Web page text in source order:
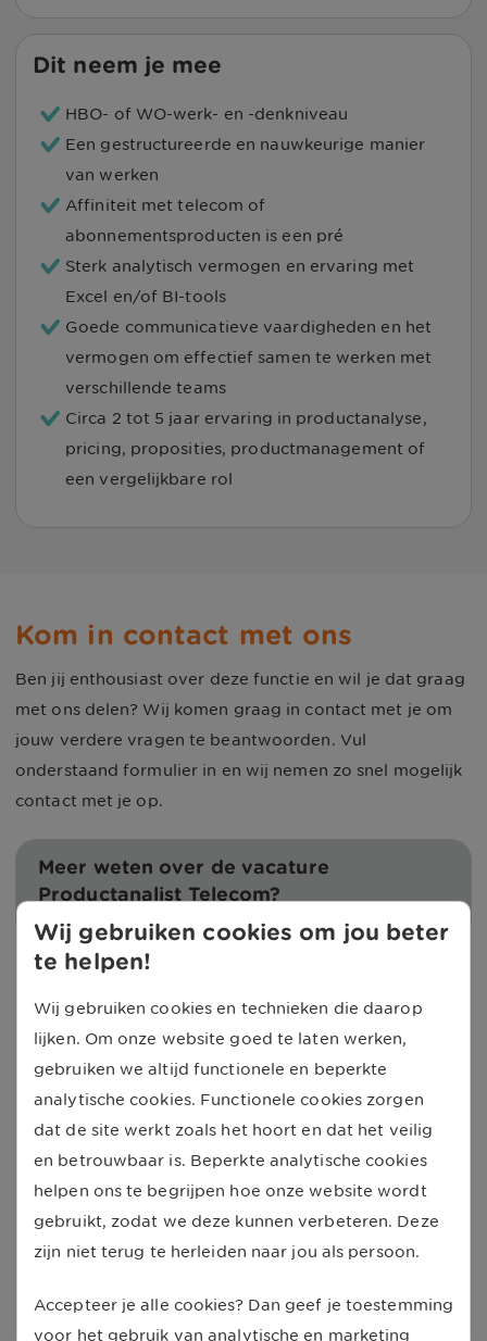
Dit neem je mee
HBO- of WO-werk- en -denkniveau
Een gestructureerde en nauwkeurige manier
van werken
Affiniteit met telecom of
abonnementsproducten is een pré
Sterk analytisch vermogen en ervaring met
Excel en/of BI-tools
Goede communicatieve vaardigheden en het
vermogen om effectief samen te werken met
verschillende teams
Circa 2 tot 5 jaar ervaring in productanalyse,
pricing, proposities, productmanagement of
een vergelijkbare rol
Kom in contact met ons
Ben jij enthousiast over deze functie en wil je dat graag
met ons delen? Wij komen graag in contact met je om
jouw verdere vragen te beantwoorden. Vul
onderstaand formulier in en wij nemen zo snel mogelijk
contact met je op.
Meer weten over de vacature
Productanalist Telecom?
Naam
Telefoonnummer (optioneel)
E-mailadres
Selecteer bestand
Laat gegevens achter
Wij gebruiken cookies om jou beter
te helpen!
Wij gebruiken cookies en technieken die daarop
lijken. Om onze website goed te laten werken,
gebruiken we altijd functionele en beperkte
analytische cookies. Functionele cookies zorgen
dat de site werkt zoals het hoort en dat het veilig
en betrouwbaar is. Beperkte analytische cookies
helpen ons te begrijpen hoe onze website wordt
gebruikt, zodat we deze kunnen verbeteren. Deze
zijn niet terug te herleiden naar jou als persoon.
Accepteer je alle cookies? Dan geef je toestemming
voor het gebruik van analytische en marketing